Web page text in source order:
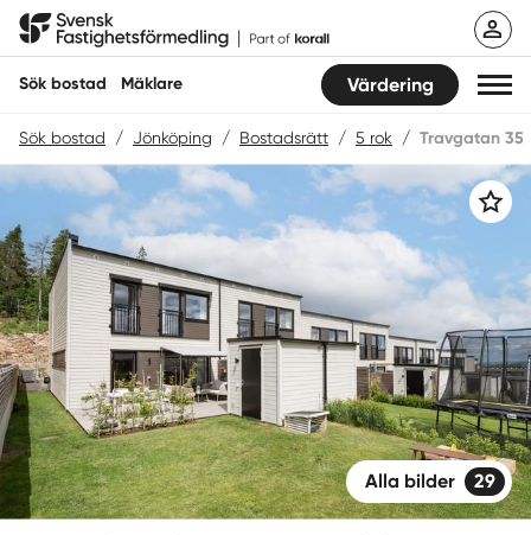
Hoppa
Svensk Fastighetsförmedling
Sök bostad Mäklare Värdering
Sök bostad
Hitta mäklare
Sälja
Köpa
Guider
Start
Logga in
Sök bostad / Jönköping / Bostadsrätt / 5 rok / Travgatan 35
Spara
Alla bilder 29